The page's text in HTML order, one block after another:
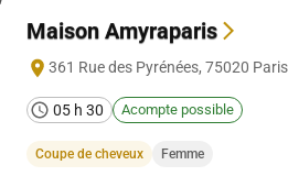
Maison Amyraparis
361 Rue des Pyrénées, 75020 Paris
05 h 30 Acompte possible
Coupe de cheveux Femme